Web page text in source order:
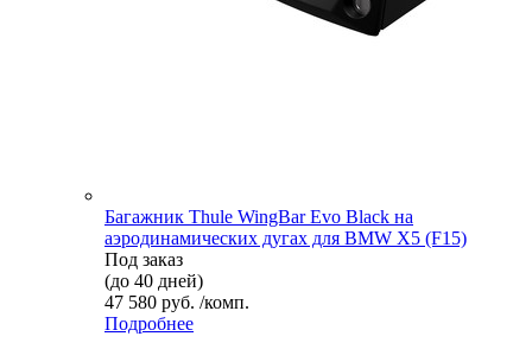
Багажник Thule WingBar Evo Black на
аэродинамических дугах для BMW X5 (F15)
Под заказ
(до 40 дней)
47 580 руб. /комп.
Подробнее